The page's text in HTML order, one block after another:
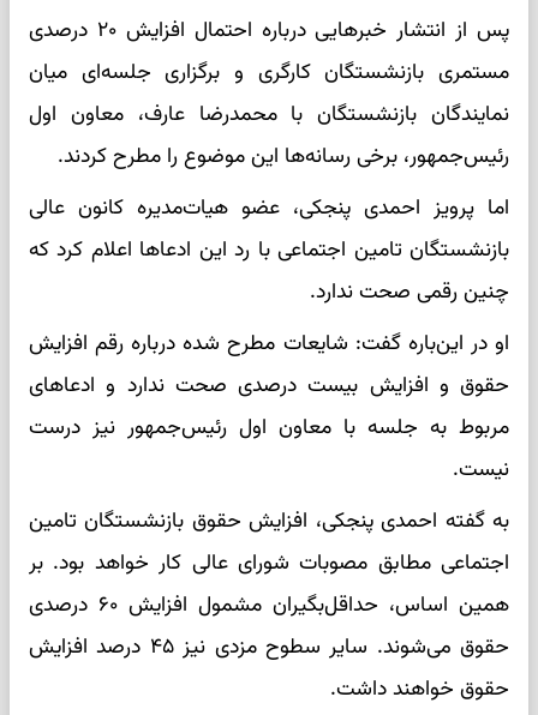
پس از انتشار خبرهایی درباره احتمال افزایش ۲۰ درصدی
مستمری بازنشستگان کارگری و برگزاری جلسه‌ای میان
نمایندگان بازنشستگان با محمدرضا عارف، معاون اول
رئیس‌جمهور، برخی رسانه‌ها این موضوع را مطرح کردند.
اما پرویز احمدی پنجکی، عضو هیات‌مدیره کانون عالی
بازنشستگان تامین اجتماعی با رد این ادعاها اعلام کرد که
چنین رقمی صحت ندارد.
او در این‌باره گفت: شایعات مطرح شده درباره رقم افزایش
حقوق و افزایش بیست درصدی صحت ندارد و ادعاهای
مربوط به جلسه با معاون اول رئیس‌جمهور نیز درست
نیست.
به گفته احمدی پنجکی، افزایش حقوق بازنشستگان تامین
اجتماعی مطابق مصوبات شورای عالی کار خواهد بود. بر
همین اساس، حداقل‌بگیران مشمول افزایش ۶۰ درصدی
حقوق می‌شوند. سایر سطوح مزدی نیز ۴۵ درصد افزایش
حقوق خواهند داشت.